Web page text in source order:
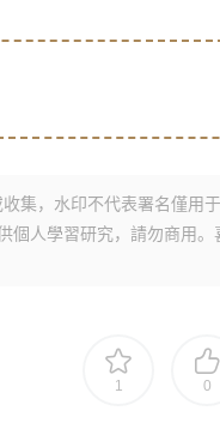
集，水印不代表署名僅用
個人學習研究，請勿商用
1 0